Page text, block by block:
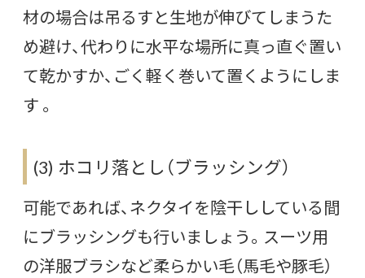
材の場合は吊るすと生地が伸びてしまうた
め避け、代わりに水平な場所に真っ直ぐ置い
て乾かすか、ごく軽く巻いて置くようにしま
す 。
(3) ホコリ落とし（ブラッシング）
可能であれば、ネクタイを陰干ししている間
にブラッシングも行いましょう。スーツ用
の洋服ブラシなど柔らかい毛（馬毛や豚毛）